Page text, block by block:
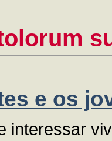
e os
interessar